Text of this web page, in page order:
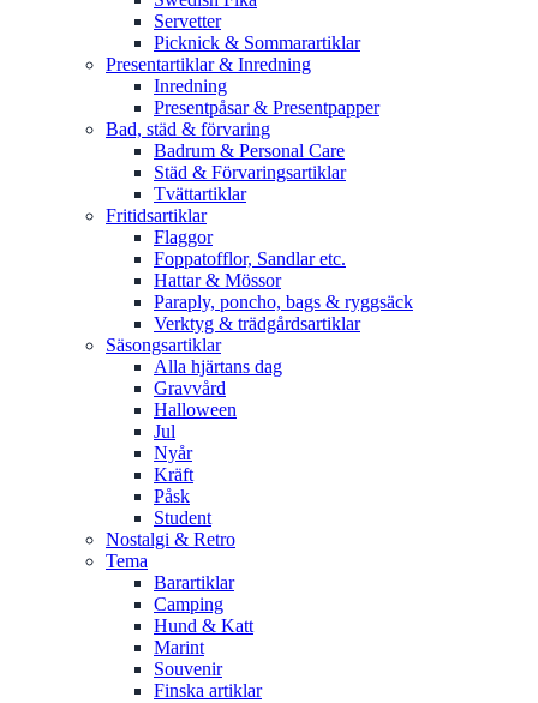
Servetter
Picknick & Sommarartiklar
Presentartiklar & Inredning
Inredning
Presentpåsar & Presentpapper
Bad, städ & förvaring
Badrum & Personal Care
Städ & Förvaringsartiklar
Tvättartiklar
Fritidsartiklar
Flaggor
Foppatofflor, Sandlar etc.
Hattar & Mössor
Paraply, poncho, bags & ryggsäck
Verktyg & trädgårdsartiklar
Säsongsartiklar
Alla hjärtans dag
Gravvård
Halloween
Jul
Nyår
Kräft
Påsk
Student
Nostalgi & Retro
Tema
Barartiklar
Camping
Hund & Katt
Marint
Souvenir
Finska artiklar